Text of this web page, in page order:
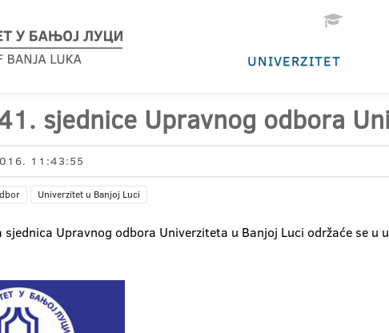
UNIVERZITET
sjednice Upravnog odbora
11:43:55
Univerzitet u Banjoj Luci
sjednica Upravnog odbora Univerziteta u Banjoj Luci održaće se